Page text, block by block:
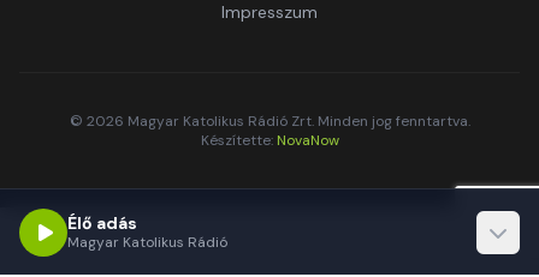
Impresszum
© 2026 Magyar Katolikus Rádió Zrt. Minden jog fenntartva.
Készítette: NovaNow
Élő adás
Magyar Katolikus Rádió